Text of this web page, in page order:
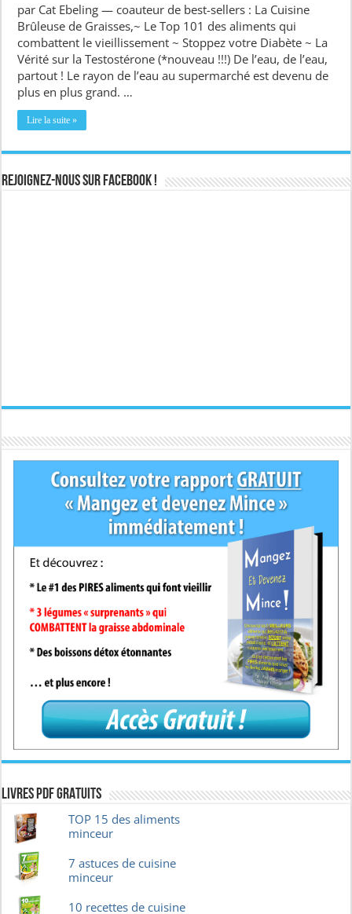
par Cat Ebeling — coauteur de best-sellers : La Cuisine
Brûleuse de Graisses,~ Le Top 101 des aliments qui
combattent le vieillissement ~ Stoppez votre Diabète ~ La
Vérité sur la Testostérone (*nouveau !!!) De l’eau, de l’eau,
partout ! Le rayon de l’eau au supermarché est devenu de
plus en plus grand. …
Lire la suite »
Rejoignez-nous sur Facebook !
Livres pdf GRATUITS
TOP 15 des aliments
minceur
7 astuces de cuisine
minceur
10 recettes de cuisine